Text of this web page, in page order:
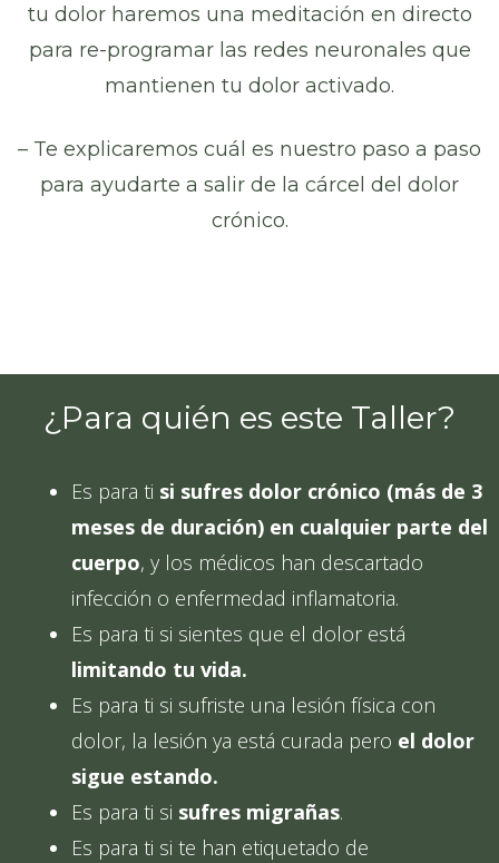
tu dolor haremos una meditación en directo
para re-programar las redes neuronales que
mantienen tu dolor activado.
– Te explicaremos cuál es nuestro paso a paso
para ayudarte a salir de la cárcel del dolor
crónico.
¿Para quién es este Taller?
Es para ti si sufres dolor crónico (más de 3
meses de duración) en cualquier parte del
cuerpo, y los médicos han descartado
infección o enfermedad inflamatoria.
Es para ti si sientes que el dolor está
limitando tu vida.
Es para ti si sufriste una lesión física con
dolor, la lesión ya está curada pero el dolor
sigue estando.
Es para ti si sufres migrañas.
Es para ti si te han etiquetado de